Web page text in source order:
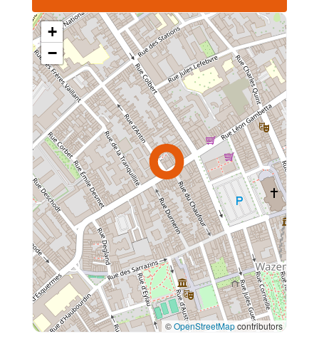
09:00 - 20:00
Jeudi
09:00 - 20:00
Vendredi
09:00 - 20:00
Samedi
09:00 - 20:00
Dimanche
09:00 - 13:30
+
−
©OpenStreetMapcontributors